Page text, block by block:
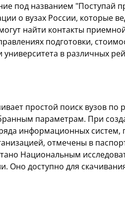
под названием "Поступай
о вузах России, которые
найти контакты
подготовки,
в различных
простой поиск вузов
параметрам. При
информационных
отмечены в
Национальным
Оно доступно для